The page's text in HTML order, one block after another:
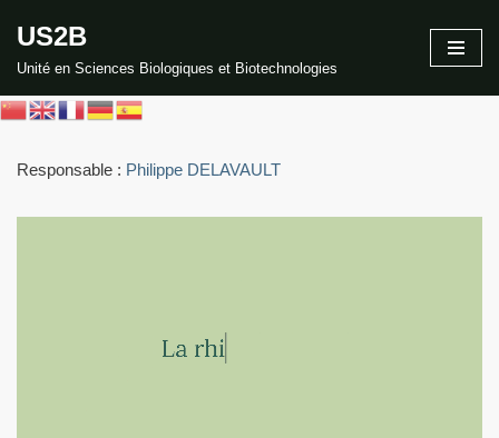
Aller
contenu
US2B
Unité en Sciences Biologiques et Biotechnologies
Responsable : Philippe DELAVAULT